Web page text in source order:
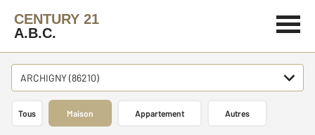
CENTURY 21
A.B.C.
ARCHIGNY (86210)
Tous Maison Appartement Autres